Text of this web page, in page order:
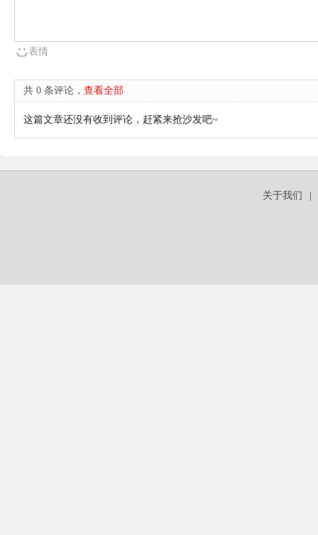
表情
共 0 条评论， 查看全部
这篇文章还没有收到评论，赶紧来抢沙发吧~
关于我们